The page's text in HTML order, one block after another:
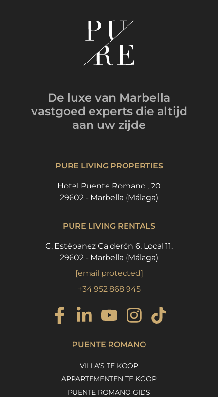
De luxe van Marbella
vastgoed experts die altijd
aan uw zijde
PURE LIVING PROPERTIES
Hotel Puente Romano , 20
29602 - Marbella (Málaga)
PURE LIVING RENTALS
C. Estébanez Calderón 6, Local 11.
29602 - Marbella (Málaga)
[email protected]
+34 952 868 945
PUENTE ROMANO
VILLA'S TE KOOP
APPARTEMENTEN TE KOOP
PUENTE ROMANO GIDS